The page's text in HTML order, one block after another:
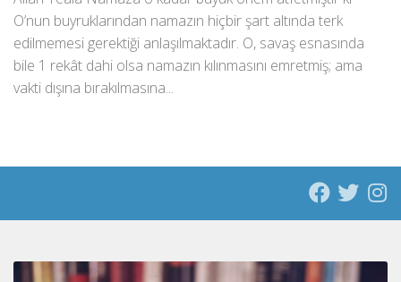
O’nun buyruklarından namazın hiçbir şart altında terk
edilmemesi gerektiği anlaşılmaktadır. O, savaş esnasında
bile 1 rekât dahi olsa namazın kılınmasını emretmiş; ama
vakti dışına bırakılmasına...